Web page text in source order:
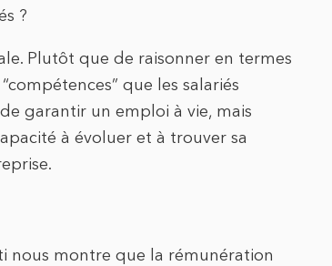
?
Plutôt que de raisonner en termes
que les salariés
garantir un emploi à vie, mais
à évoluer et à trouver sa
nous montre que la rémunération